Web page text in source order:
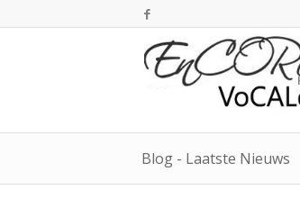
Blog - Laatste Nieuws